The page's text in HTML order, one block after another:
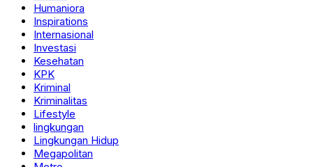
Humaniora
Inspirations
Internasional
Investasi
Kesehatan
KPK
Kriminal
Kriminalitas
Lifestyle
lingkungan
Lingkungan Hidup
Megapolitan